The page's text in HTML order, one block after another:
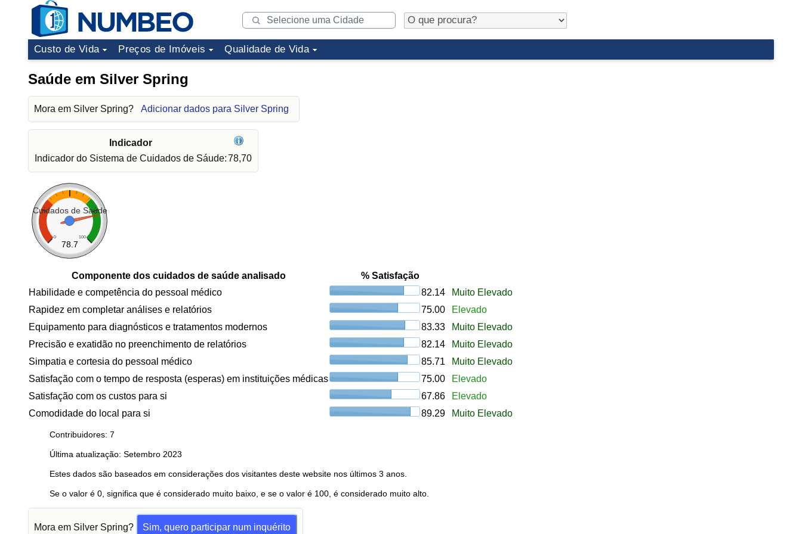
Custo de Vida Preços de Imóveis Qualidade de Vida
Saúde em Silver Spring
Mora em Silver Spring? Adicionar dados para Silver Spring
Indicador
Indicador do Sistema de Cuidados de Sáude:78,70
Cuidados de Saúde
0 100
78.7
Componente dos cuidados de saúde analisado
% Satisfação
Habilidade e competência do pessoal médico
82.14
Muito Elevado
Rapidez em completar análises e relatórios
75.00
Elevado
Equipamento para diagnósticos e tratamentos modernos
83.33
Muito Elevado
Precisão e exatidão no preenchimento de relatórios
82.14
Muito Elevado
Simpatia e cortesia do pessoal médico
85.71
Muito Elevado
Satisfação com o tempo de resposta (esperas) em instituições médicas
75.00
Elevado
Satisfação com os custos para si
67.86
Elevado
Comodidade do local para si
89.29 Muito Elevado
Contribuidores: 7
Última atualização: Setembro 2023
Estes dados são baseados em considerações dos visitantes deste website nos últimos 3 anos.
Se o valor é 0, significa que é considerado muito baixo, e se o valor é 100, é considerado muito alto.
Mora em Silver Spring? Sim, quero participar num inquérito